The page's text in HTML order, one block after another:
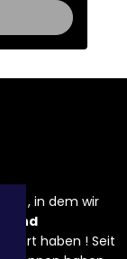
, in dem wir
und
haben ! Seit